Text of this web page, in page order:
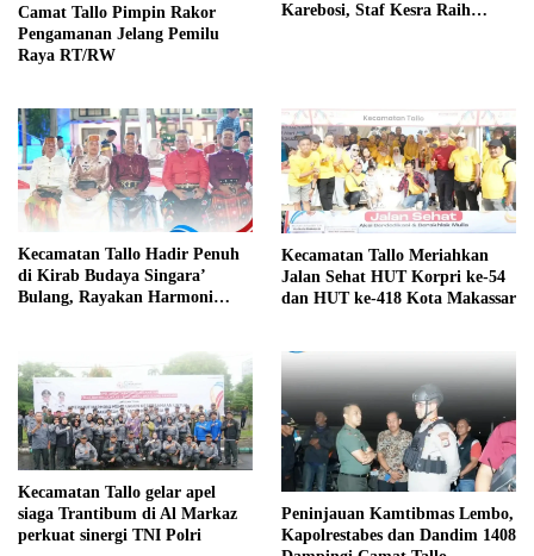
Camat Tallo Pimpin Rakor
Pengamanan Jelang Pemilu
Raya RT/RW
Karebosi, Staf Kesra Raih
Kecamatan Tallo Hadir Penuh
di Kirab Budaya Singara’
Bulang, Rayakan Harmoni
Kecamatan Tallo Meriahkan
Jalan Sehat HUT Korpri ke-54
dan HUT ke-418 Kota Makassar
Kecamatan Tallo gelar apel
siaga Trantibum di Al Markaz
perkuat sinergi TNI Polri
Peninjauan Kamtibmas Lembo,
Kapolrestabes dan Dandim 1408